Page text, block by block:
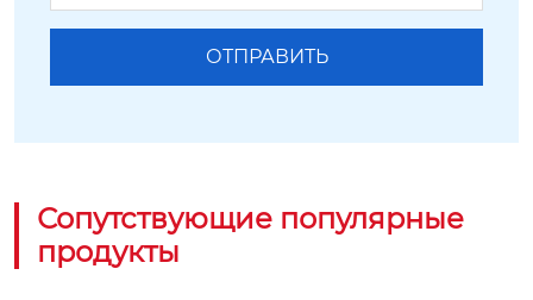
Сопутствующие популярные
продукты